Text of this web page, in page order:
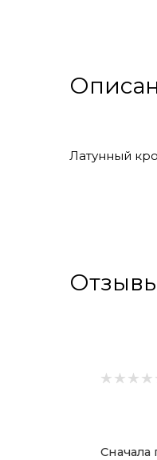
Латунный
Сначала